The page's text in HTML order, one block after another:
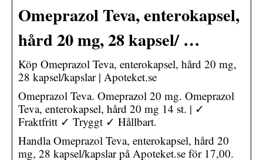
Omeprazol Teva, enterokapsel,
hård 20 mg, 28 kapsel/ …
Köp Omeprazol Teva, enterokapsel, hård 20 mg,
28 kapsel/kapslar | Apoteket.se
Omeprazol Teva. Omeprazol 20 mg. Omeprazol
Teva, enterokapsel, hård 20 mg 14 st. | ✓
Fraktfritt ✓ Tryggt ✓ Hållbart.
Handla Omeprazol Teva, enterokapsel, hård 20
mg, 28 kapsel/kapslar på Apoteket.se för 17,00.